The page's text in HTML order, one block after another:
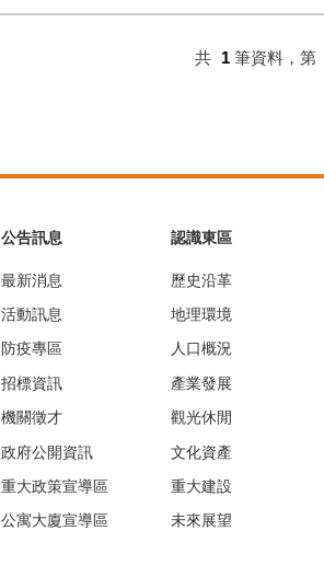
共 1 筆資料，第
公告訊息
最新消息
活動訊息
防疫專區
招標資訊
機關徵才
政府公開資訊
重大政策宣導區
公寓大廈宣導區
認識東區
歷史沿革
地理環境
人口概況
產業發展
觀光休閒
文化資產
重大建設
未來展望